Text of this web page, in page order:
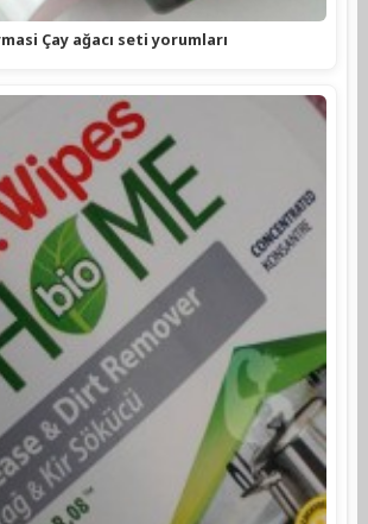
Çay ağacı seti yorumları